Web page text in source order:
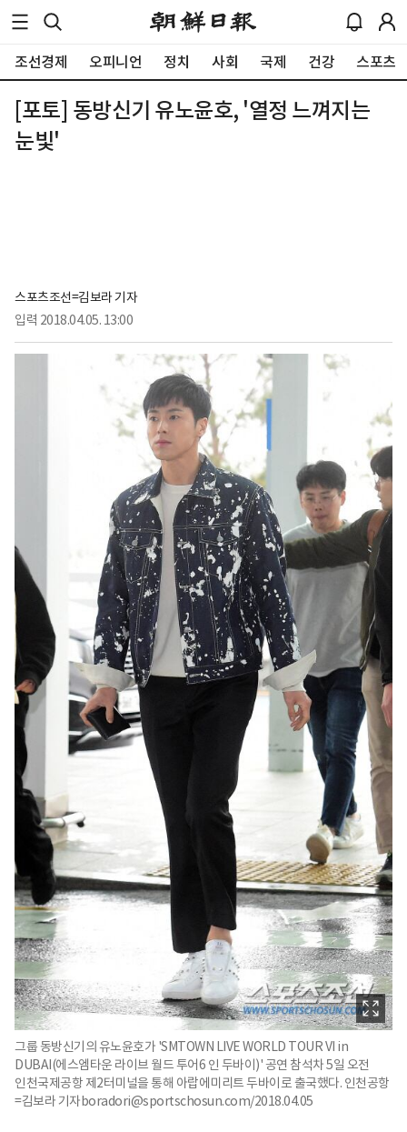
조선경제 오피니언 정치 사회 국제 건강 스포츠
[포토] 동방신기 유노윤호, '열정 느껴지는
눈빛'
스포츠조선=김보라 기자
입력 2018.04.05. 13:00
그룹 동방신기의 유노윤호가 'SMTOWN LIVE WORLD TOUR VI in
DUBAI(에스엠타운 라이브 월드 투어6 인 두바이)' 공연 참석차 5일 오전
인천국제공항 제2터미널을 통해 아랍에미리트 두바이로 출국했다. 인천공항
=김보라 기자boradori@sportschosun.com/2018.04.05